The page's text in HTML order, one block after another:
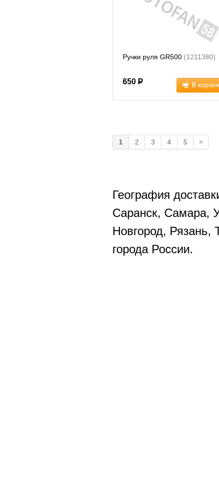
Ручки руля GR500 (1211380)
650 Р В
1 2 3 4 5
География
Саранск, Самара,
Новгород, Рязань,
города России.